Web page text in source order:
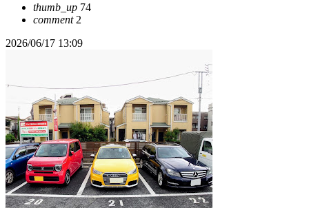
thumb_up 74
comment2
2026/06/17 13:09